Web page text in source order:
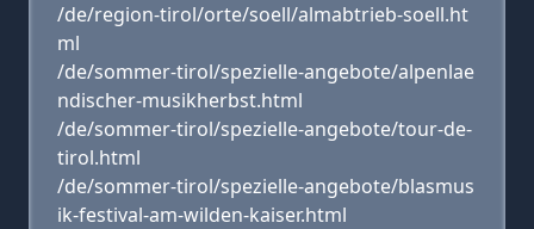
/de/region-tirol/orte/soell/almabtrieb-soell.ht
ml
/de/sommer-tirol/spezielle-angebote/alpenlae
ndischer-musikherbst.html
/de/sommer-tirol/spezielle-angebote/tour-de-
tirol.html
/de/sommer-tirol/spezielle-angebote/blasmus
ik-festival-am-wilden-kaiser.html